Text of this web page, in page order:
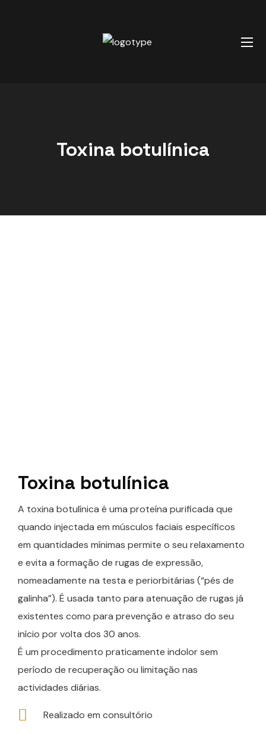
Toxina botulínica
Toxina botulínica
A toxina botulínica é uma proteína purificada que
quando injectada em músculos faciais específicos
em quantidades mínimas permite o seu relaxamento
e evita a formação de rugas de expressão,
nomeadamente na testa e periorbitárias (“pés de
galinha”). É usada tanto para atenuação de rugas já
existentes como para prevenção e atraso do seu
início por volta dos 30 anos.
É um procedimento praticamente indolor sem
período de recuperação ou limitação nas
actividades diárias.
Realizado em consultório